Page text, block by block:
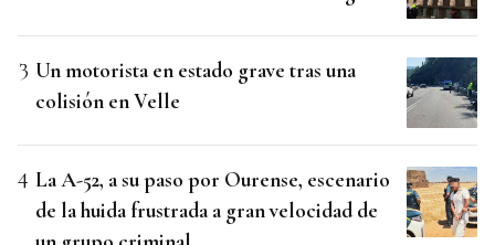
Un motorista en estado grave tras una
colisión en Velle
La A-52, a su paso por Ourense, escenario
de la huida frustrada a gran velocidad de